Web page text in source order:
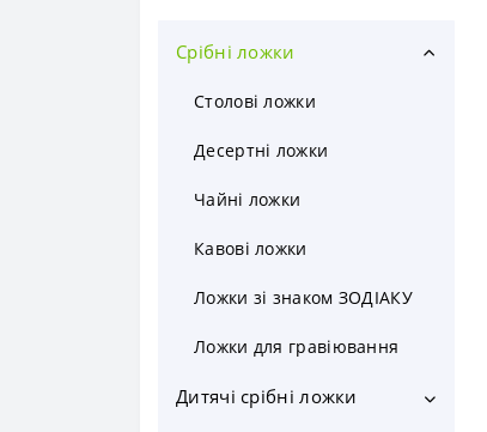
Срібні ложки
Столові ложки
Десертні ложки
Чайні ложки
Кавові ложки
Ложки зі знаком ЗОДІАКУ
Ложки для гравіювання
Дитячі срібні ложки